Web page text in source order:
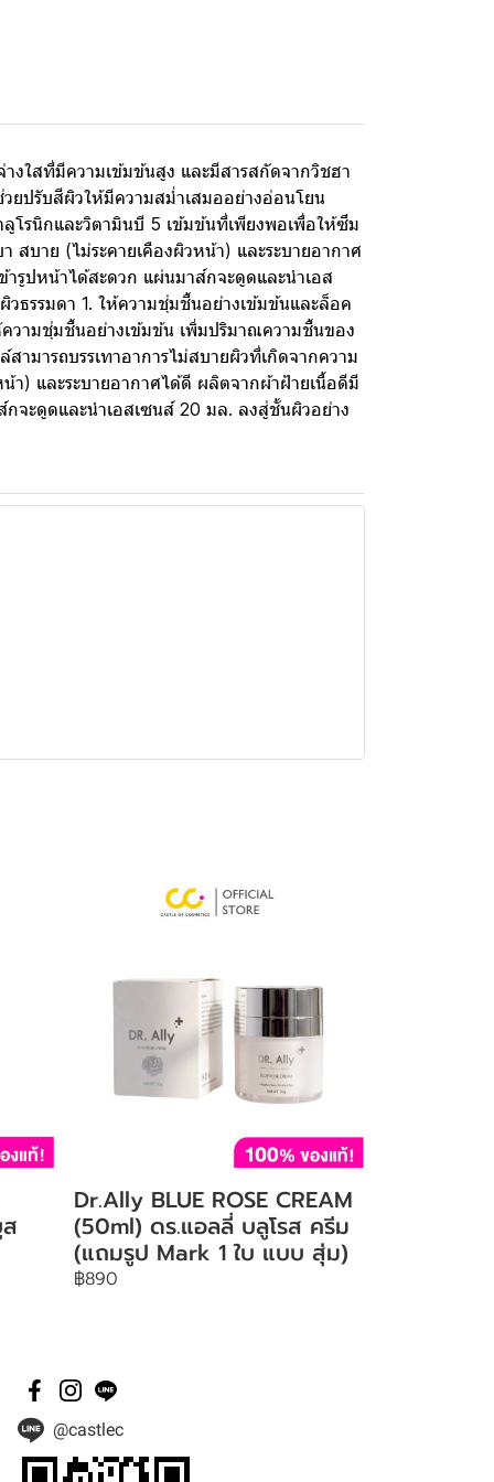
งใสที่มีความเข้มข้นสูง และมีสารสกัดจากวิชฮา
ยปรับสีผิวให้มีความสม่ำเสมออย่างอ่อนโยน
โรนิกและวิตามินบี 5 เข้มข้นที่เพียงพอเพื่อให้ซึม
บาย (ไม่ระคายเคืองผิวหน้า) และระบายอากาศ
รูปหน้าได้สะดวก แผ่นมาส์กจะดูดและนำเอส
รรมดา 1. ให้ความชุ่มชื้นอย่างเข้มข้นและล็อค
วามชุ่มชื้นอย่างเข้มข้น เพิ่มปริมาณความชื้นของ
ามารถบรรเทาอาการไม่สบายผิวที่เกิดจากความ
) และระบายอากาศได้ดี ผลิตจากผ้าฝ้ายเนื้อดีมี
จะดูดและนำเอสเซนส์ 20 มล. ลงสู่ชั้นผิวอย่าง
Dr.Ally BLUE ROSE CREAM
(50ml) ดร.แอลลี่ บลูโรส ครีม
(แถมรูป Mark 1 ใบ แบบ สุ่ม)
฿890
@castlec